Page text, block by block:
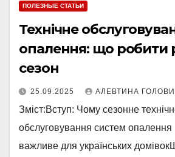
ПОЛЕЗНЫЕ СТАТЬИ
Технічне
опалення: що робити
сезон
25.09.2025 АЛЕВТИНА
Зміст:Вступ: Чому сезонне
обслуговування систем опалення
важливе для українських